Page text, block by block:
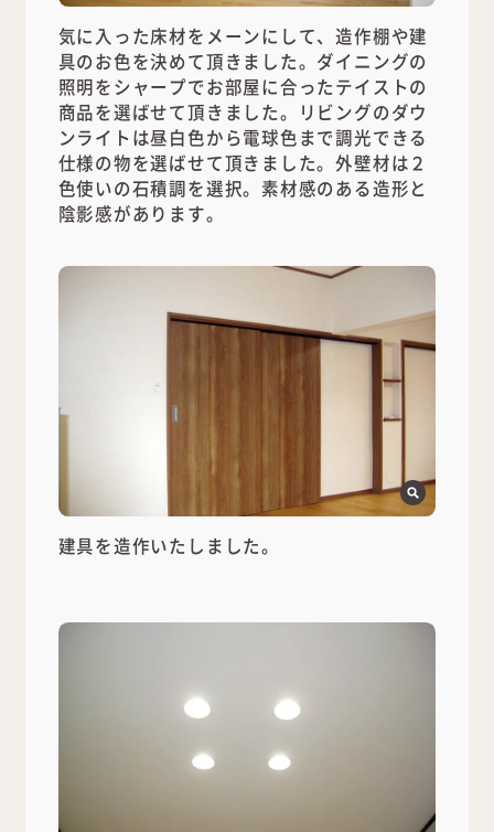
気に入った床材をメーンにして、造作棚や建
具のお色を決めて頂きました。ダイニングの
照明をシャープでお部屋に合ったテイストの
商品を選ばせて頂きました。リビングのダウ
ンライトは昼白色から電球色まで調光できる
仕様の物を選ばせて頂きました。外壁材は２
色使いの石積調を選択。素材感のある造形と
陰影感があります。
建具を造作いたしました。